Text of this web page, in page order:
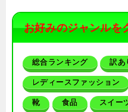
お好みのジャンルを
総合ランキング 訳あ
レディースファッション
靴 食品 スイー